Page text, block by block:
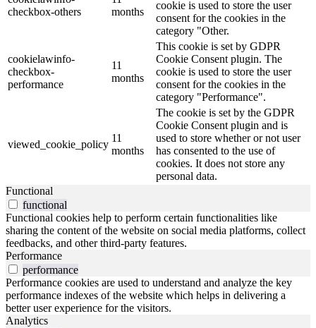
checkbox-others
months
cookie is used to store the user
consent for the cookies in the
category "Other.
cookielawinfo-
checkbox-
performance
11
months
This cookie is set by GDPR
Cookie Consent plugin. The
cookie is used to store the user
consent for the cookies in the
category "Performance".
viewed_cookie_policy
11
months
The cookie is set by the GDPR
Cookie Consent plugin and is
used to store whether or not user
has consented to the use of
cookies. It does not store any
personal data.
Functional
functional
Functional cookies help to perform certain functionalities like
sharing the content of the website on social media platforms, collect
feedbacks, and other third-party features.
Performance
performance
Performance cookies are used to understand and analyze the key
performance indexes of the website which helps in delivering a
better user experience for the visitors.
Analytics